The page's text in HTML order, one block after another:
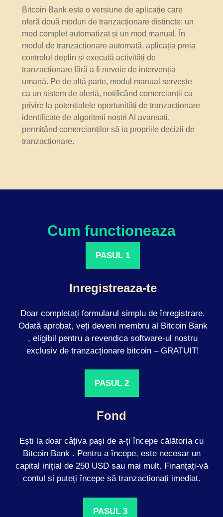
Bitcoin Bank este o versiune de aplicație care
oferă două moduri de tranzacționare distincte: un
mod complet automatizat și un mod manual. În
modul de tranzacționare automată, aplicația preia
controlul deplin și execută activități de
tranzacționare fără a fi nevoie de intervenția
umană. Pe de altă parte, modul manual servește
ca un sistem de alertă, notificând comercianții cu
privire la potențialele oportunități de tranzacționare
identificate de algoritmii noștri AI avansati,
permițând comercianților să ia propriile decizii de
tranzacționare.
Cum functioneaza
PASUL 1
Inregistreaza-te
Doar completați formularul simplu de înregistrare.
Odată aprobat, veți deveni membru al Bitcoin Bank
, eligibil pentru a revendica software-ul nostru
exclusiv de tranzacționare bitcoin – GRATUIT!
PASUL 2
Fond
Ești la doar câțiva pași de a-ți începe călătoria cu
Bitcoin Bank . Pentru a începe, este necesar un
capital inițial de 250 USD sau mai mult. Finanțați-vă
contul și puteți începe să tranzacționați imediat.
PASUL 3